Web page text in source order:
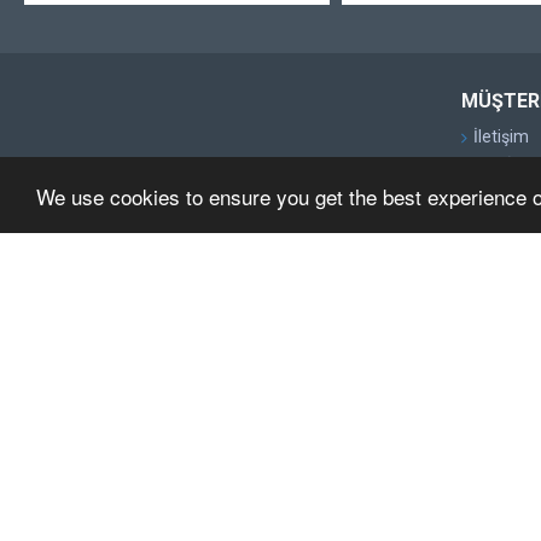
We use cookies to ensure you get the best experience
İletişim
Site Map